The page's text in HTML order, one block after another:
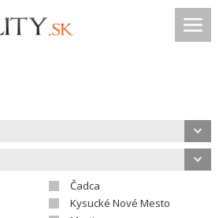
Čadca
Kysucké Nové Mesto